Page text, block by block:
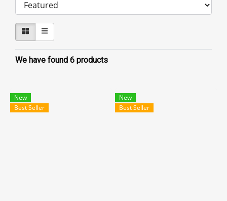
We have found 6 products
New
Best Seller
New
Best Seller